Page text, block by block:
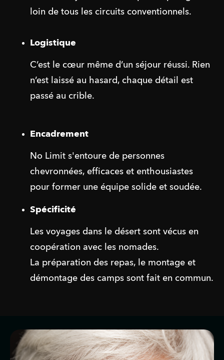
loin de tous les circuits conventionnels.
Logistique
C’est le cœur même d’un séjour réussi. Rien
n’est laissé au hasard, chaque détail est
passé au crible.
Encadrement
No Limit s'entoure de personnes
chevronnées, efficaces et enthousiastes
pour former une équipe solide et soudée.
Spécificité
Les voyages dans le désert sont vécus en
coopération avec les nomades.
La préparation des repas, le montage et